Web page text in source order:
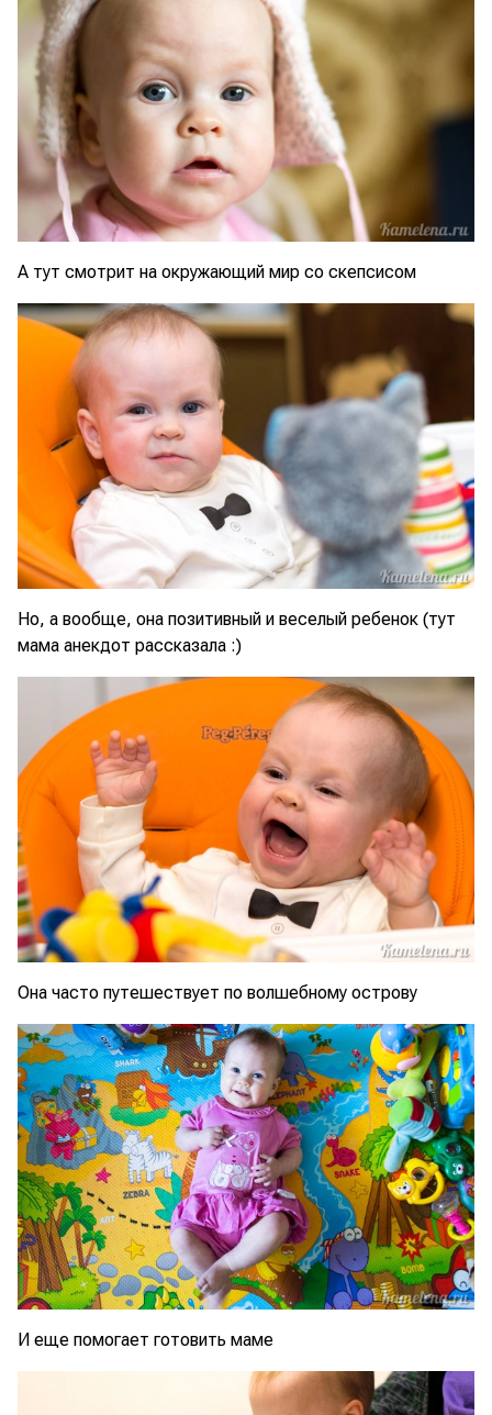
А тут смотрит на окружающий мир со скепсисом
Но, а вообще, она позитивный и веселый ребенок (тут
мама анекдот рассказала :)
Она часто путешествует по волшебному острову
И еще помогает готовить маме